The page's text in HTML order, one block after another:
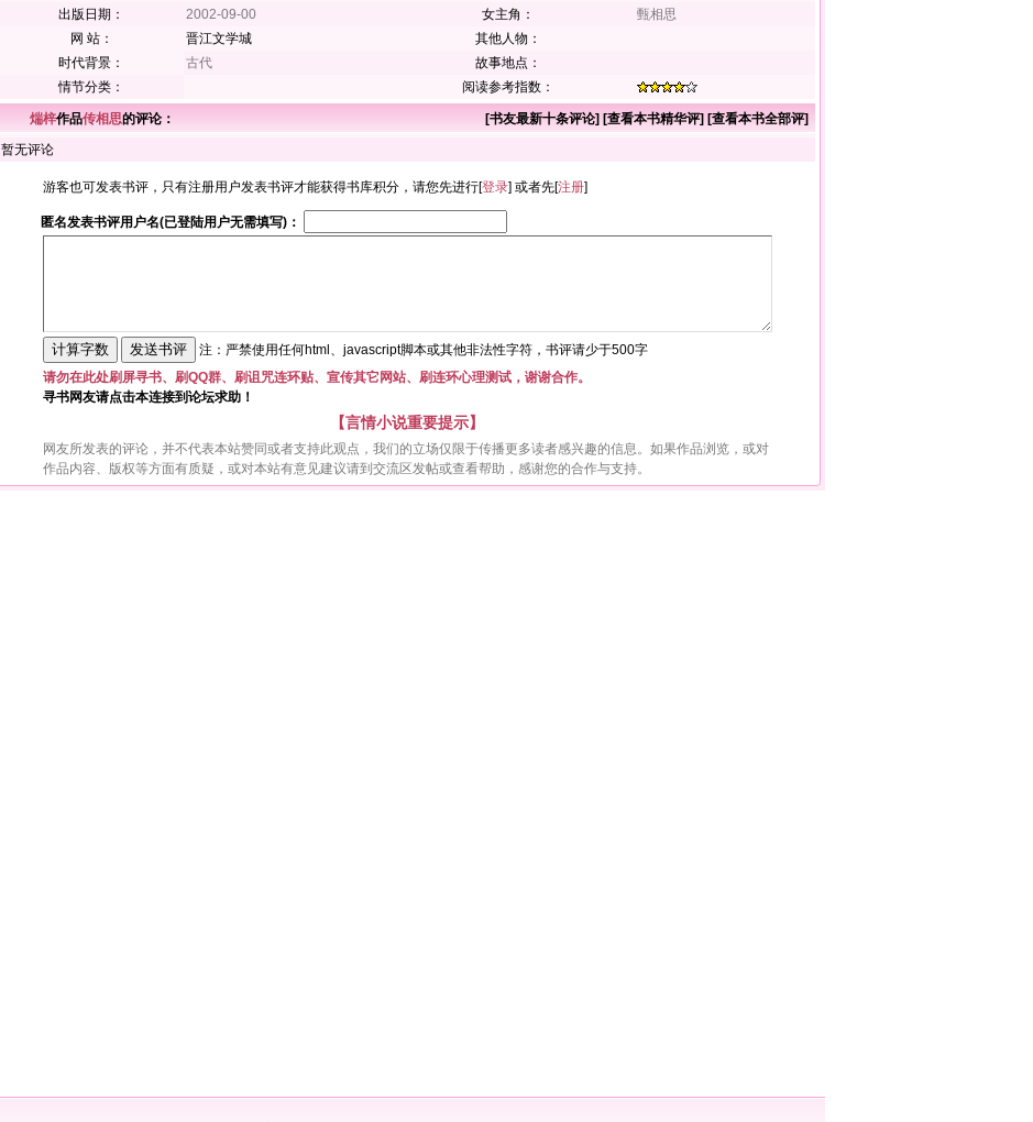
出版日期：
2002-09-00 女主角：
甄相思
网 站：
晋江文学城
其他人物：
时代背景：
古代
故事地点：
情节分类：
阅读参考指数：
煓梓作品传相思的评论： [书友最新十条评论] [查看本书精华评] [查看本书全部评]
暂无评论
游客也可发表书评，只有注册用户发表书评才能获得书库积分，请您先进行[登录] 或者先[注册]
匿名发表书评用户名(已登陆用户无需填写)：
注：严禁使用任何html、javascript脚本或其他非法性字符，书评请少于500字
请勿在此处刷屏寻书、刷QQ群、刷诅咒连环贴、宣传其它网站、刷连环心理测试，谢谢合作。
寻书网友请点击本连接到论坛求助！
【言情小说重要提示】
网友所发表的评论，并不代表本站赞同或者支持此观点，我们的立场仅限于传播更多读者感兴趣的信息。如果作品浏览，或对
作品内容、版权等方面有质疑，或对本站有意见建议请到交流区发帖或查看帮助，感谢您的合作与支持。